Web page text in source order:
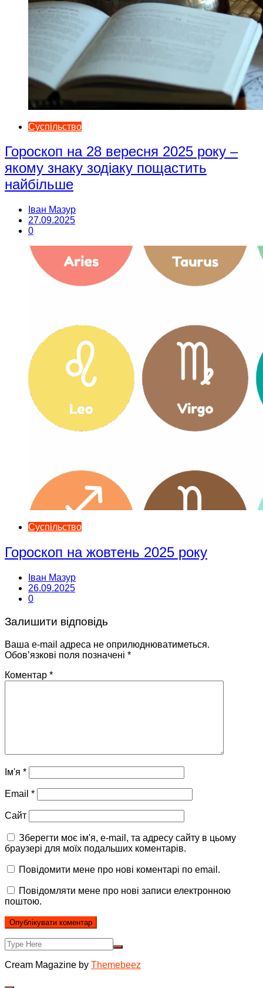
Суспільство
Гороскоп на 28 вересня 2025 року –
якому знаку зодіаку пощастить
найбільше
Іван Мазур
27.09.2025
0
Суспільство
Гороскоп на жовтень 2025 року
Іван Мазур
26.09.2025
0
Залишити відповідь
Ваша e-mail адреса не оприлюднюватиметься.
Обов’язкові поля позначені *
Коментар *
Ім'я *
Email *
Сайт
Зберегти моє ім'я, e-mail, та адресу сайту в цьому
браузері для моїх подальших коментарів.
Повідомити мене про нові коментарі по email.
Повідомляти мене про нові записи електронною
поштою.
Cream Magazine by Themebeez